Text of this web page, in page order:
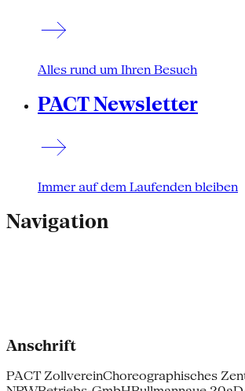
Alles rund um Ihren Besuch
PACT Newsletter
Immer auf dem Laufenden bleiben
Navigation
Anschrift
PACT ZollvereinChoreographisches